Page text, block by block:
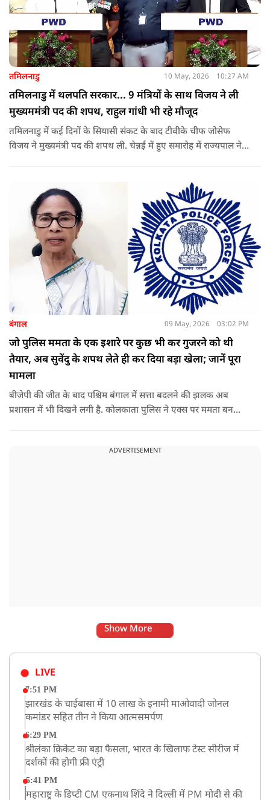
तमिलनाडु 10 May, 2026 10:27 AM
तमिलनाडु में थलपति सरकार... 9 मंत्रियों के साथ विजय ने ली
मुख्यममंत्री पद की शपथ, राहुल गांधी भी रहे मौजूद
तमिलनाडु में कई दिनों के सियासी संकट के बाद टीवीके चीफ जोसेफ
विजय ने मुख्यमंत्री पद की शपथ ली. चेन्नई में हुए समारोह में राज्यपाल ने
बंगाल 09 May, 2026 03:02 PM
जो पुलिस ममता के एक इशारे पर कुछ भी कर गुजरने को थी
तैयार, अब सुवेंदु के शपथ लेते ही कर दिया बड़ा खेला; जानें पूरा
मामला
बीजेपी की जीत के बाद पश्चिम बंगाल में सत्ता बदलने की झलक अब
प्रशासन में भी दिखने लगी है. कोलकाता पुलिस ने एक्स पर ममता बनर्जी
ADVERTISEMENT
Show More
LIVE
7:51 PM
झारखंड के चाईबासा में 10 लाख के इनामी माओवादी जोनल
कमांडर सहित तीन ने किया आत्मसमर्पण
6:29 PM
श्रीलंका क्रिकेट का बड़ा फैसला, भारत के खिलाफ टेस्ट सीरीज में
दर्शकों की होगी फ्री एंट्री
5:41 PM
महाराष्ट्र के डिप्टी CM एकनाथ शिंदे ने दिल्ली में PM मोदी से की